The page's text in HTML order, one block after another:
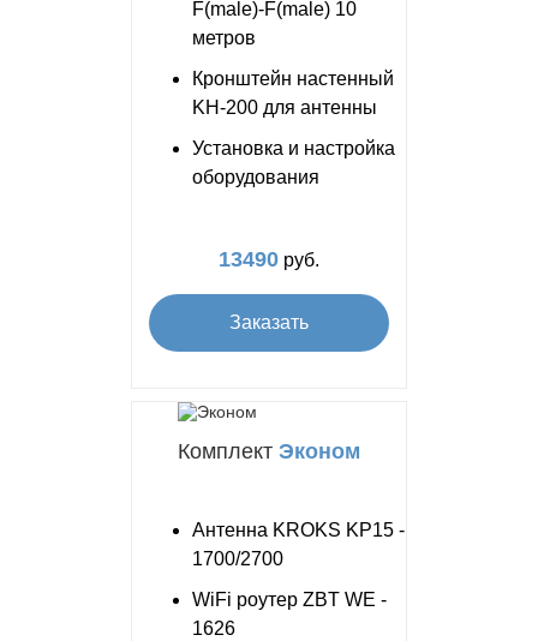
F(male)-F(male) 10
метров
Кронштейн настенный
KH-200 для антенны
Установка и настройка
оборудования
13490 руб.
Заказать
Комплект Эконом
Антенна KROKS KP15 -
1700/2700
WiFi роутер ZBT WE -
1626